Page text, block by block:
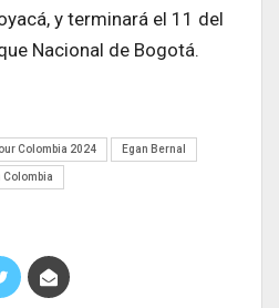
y terminará el 11 del
Nacional de Bogotá.
Colombia 2024 Egan Bernal